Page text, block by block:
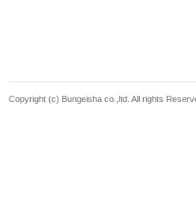
Copyright (c) Bungeisha co.,ltd. All rights